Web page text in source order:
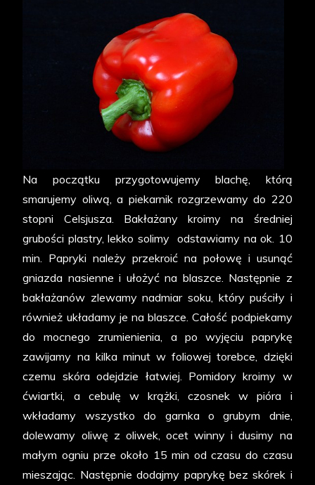
Na początku przygotowujemy blachę, którą
smarujemy oliwą, a piekarnik rozgrzewamy do 220
stopni Celsjusza. Bakłażany kroimy na średniej
grubości plastry, lekko solimy odstawiamy na ok. 10
min. Papryki należy przekroić na połowę i usunąć
gniazda nasienne i ułożyć na blaszce. Następnie z
bakłażanów zlewamy nadmiar soku, który puściły i
również układamy je na blaszce. Całość podpiekamy
do mocnego zrumienienia, a po wyjęciu paprykę
zawijamy na kilka minut w foliowej torebce, dzięki
czemu skóra odejdzie łatwiej. Pomidory kroimy w
ćwiartki, a cebulę w krążki, czosnek w pióra i
wkładamy wszystko do garnka o grubym dnie,
dolewamy oliwę z oliwek, ocet winny i dusimy na
małym ogniu prze około 15 min od czasu do czasu
mieszając. Następnie dodajmy paprykę bez skórek i